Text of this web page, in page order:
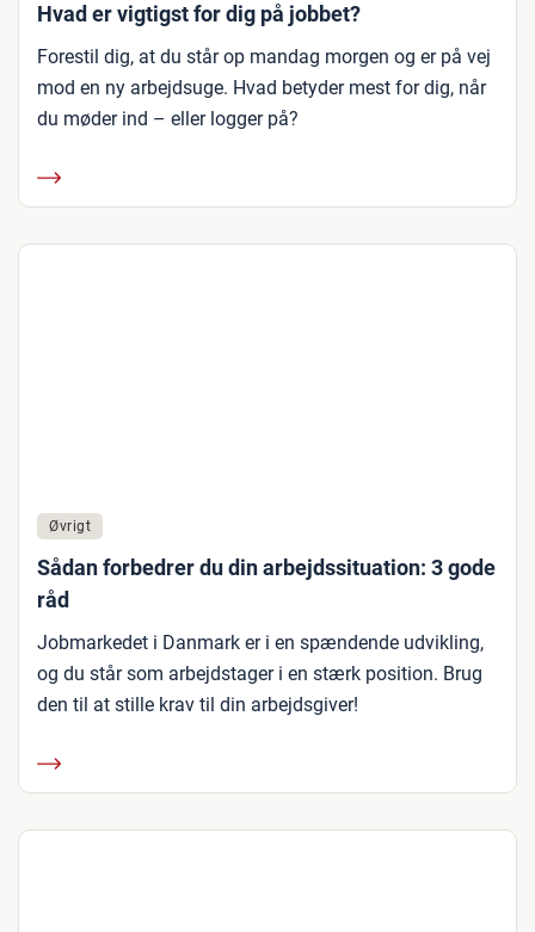
Hvad er vigtigst for dig på jobbet?
Forestil dig, at du står op mandag morgen og er på vej
mod en ny arbejdsuge. Hvad betyder mest for dig, når
du møder ind – eller logger på?
Øvrigt
Sådan forbedrer du din arbejdssituation: 3 gode
råd
Jobmarkedet i Danmark er i en spændende udvikling,
og du står som arbejdstager i en stærk position. Brug
den til at stille krav til din arbejdsgiver!